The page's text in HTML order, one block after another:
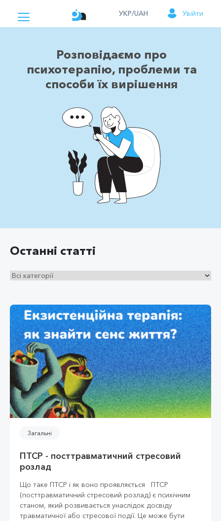
УКР/UAH Увійти
Розповідаємо про
психотерапію, проблеми та
способи їх вирішення
Останні статті
Загальні
ПТСР - посттравматичний стресовий
розлад
Що таке ПТСР і як воно проявляється ПТСР
(посттравматичний стресовий розлад) є психічним
станом, який розвивається унаслідок досвіду
травматичної або стресової події. Це може бути